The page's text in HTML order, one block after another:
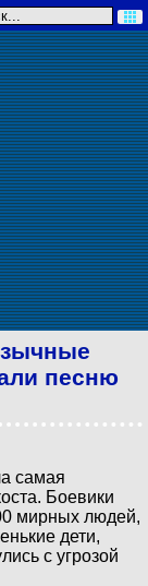
песню
самая
Боевики
мирных людей,
дети,
с угрозой